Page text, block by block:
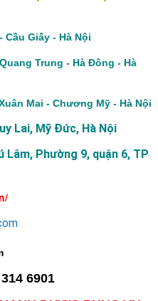
Giấy - Hà Nội
Trung - Hà Đông - Hà
Mai - Chương Mỹ - Hà Nội
Lai, Mỹ Đức, Hà Nội
Lâm, Phường 9, quận 6, TP
6901